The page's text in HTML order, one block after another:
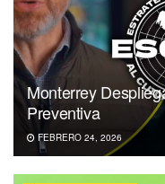
Monterrey
Preventiva
FEBRERO 24, 2026